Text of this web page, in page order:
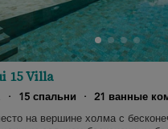
15 Villa
· 15 спальни · 21 ванные
на вершине холма с